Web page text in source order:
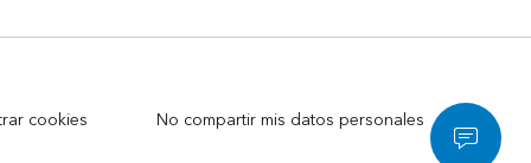
cookies No compartir mis datos personales